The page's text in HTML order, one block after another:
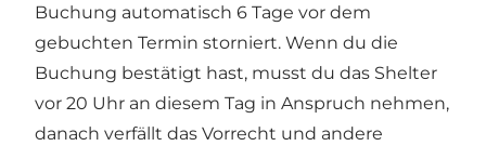
Buchung automatisch 6 Tage vor dem
gebuchten Termin storniert. Wenn du die
Buchung bestätigt hast, musst du das Shelter
vor 20 Uhr an diesem Tag in Anspruch nehmen,
danach verfällt das Vorrecht und andere